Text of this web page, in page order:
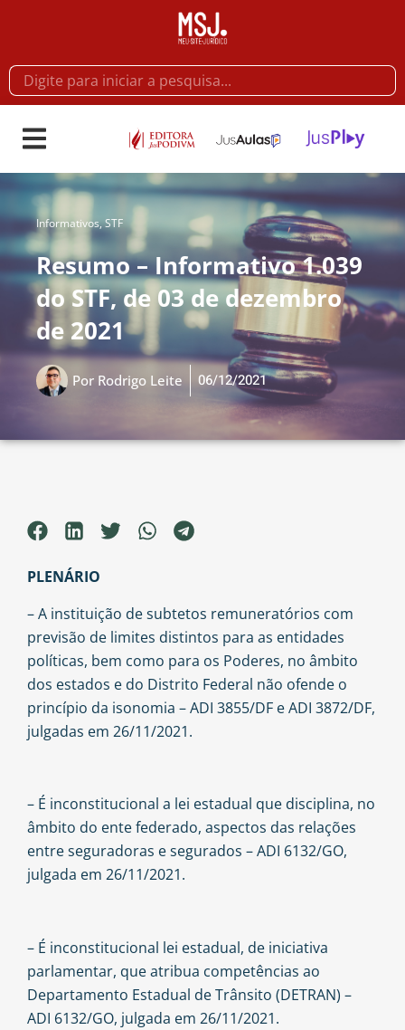
Informativos,STF
Resumo – Informativo 1.039
do STF, de 03 de dezembro
de 2021
Por Rodrigo Leite 06/12/2021
PLENÁRIO
– A instituição de subtetos remuneratórios com
previsão de limites distintos para as entidades
políticas, bem como para os Poderes, no âmbito
dos estados e do Distrito Federal não ofende o
princípio da isonomia – ADI 3855/DF e ADI 3872/DF,
julgadas em 26/11/2021.
– É inconstitucional a lei estadual que disciplina, no
âmbito do ente federado, aspectos das relações
entre seguradoras e segurados – ADI 6132/GO,
julgada em 26/11/2021.
– É inconstitucional lei estadual, de iniciativa
parlamentar, que atribua competências ao
Departamento Estadual de Trânsito (DETRAN) –
ADI 6132/GO, julgada em 26/11/2021.